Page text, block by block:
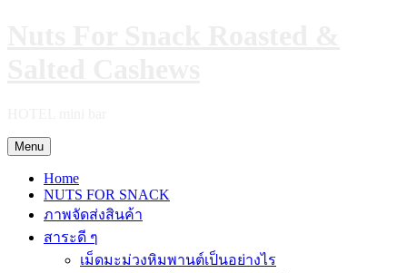
Menu
Home
NUTS FOR SNACK
ภาพจัดส่งสินค้า
สาระดี ๆ
เม็ดมะม่วงหิมพานต์เป็นอย่างไร